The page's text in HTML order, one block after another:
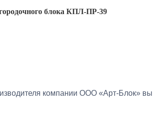
блока КПЛ-ПР-39
компании ООО «Арт-Блок» вы